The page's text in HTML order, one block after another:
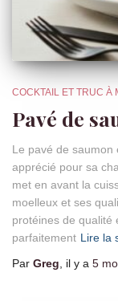
COCKTAIL ET TRUC À
Pavé de
Le pavé de saumon
apprécié pour sa
met en avant la
moelleux et ses
protéines de qualité
parfaitement Lire la
Par Greg , il y a 5